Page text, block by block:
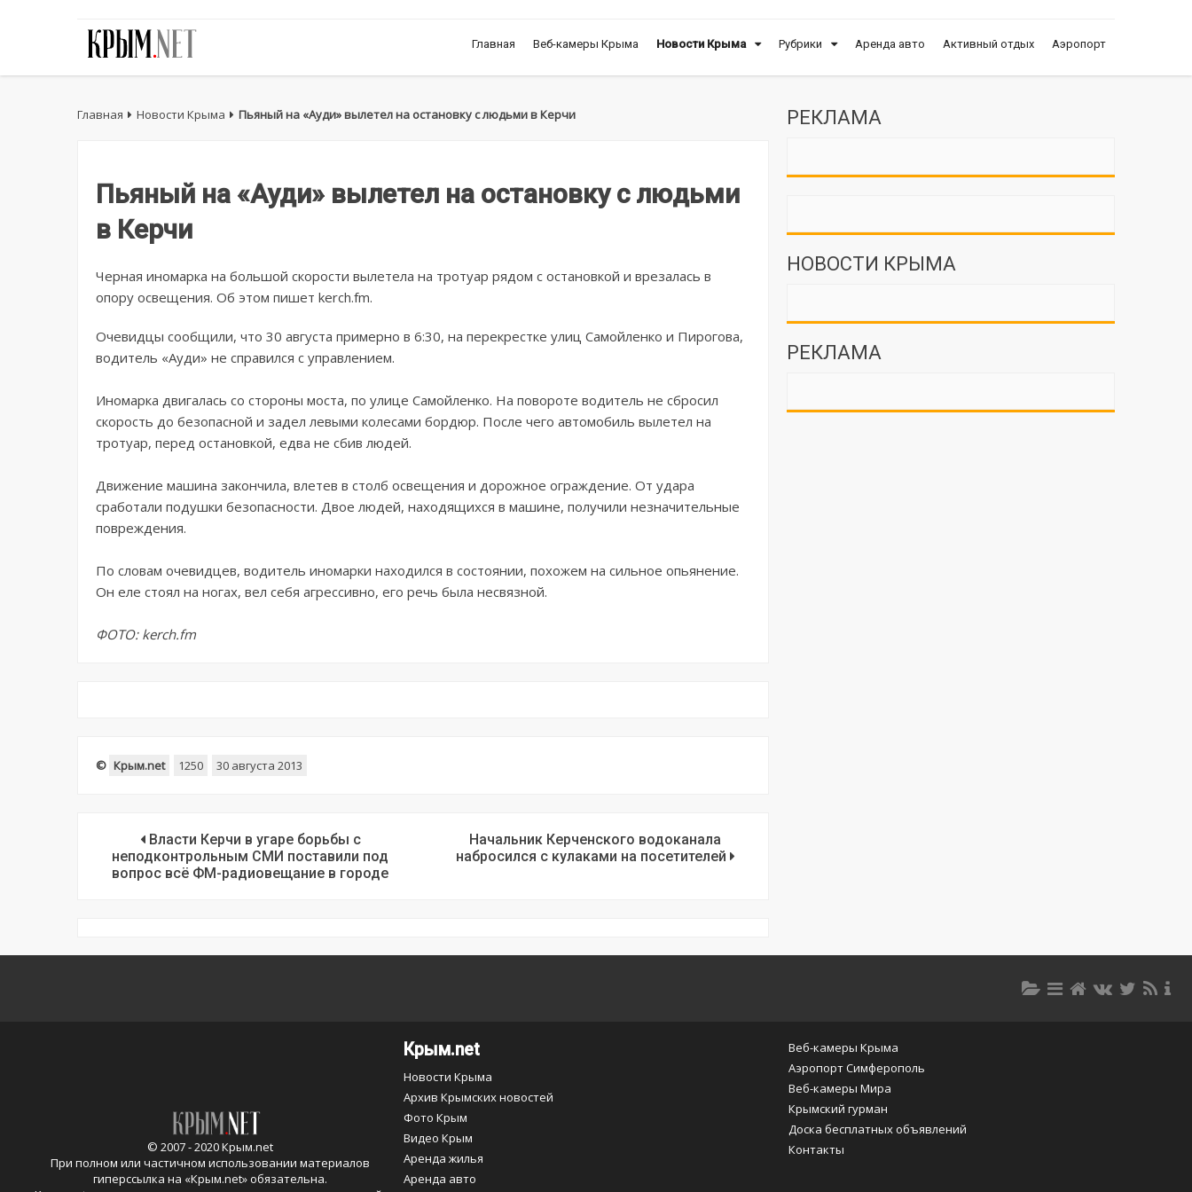
Главная Веб-камеры Крыма Новости Крыма Рубрики Аренда авто Активный отдых Аэропорт
Главная Новости Крыма Пьяный на «Ауди» вылетел на остановку с людьми в Керчи
Пьяный на «Ауди» вылетел на остановку с людьми
в Керчи
Черная иномарка на большой скорости вылетела на тротуар рядом с остановкой и врезалась в
опору освещения. Об этом пишет kerch.fm.
Очевидцы сообщили, что 30 августа примерно в 6:30, на перекрестке улиц Самойленко и Пирогова,
водитель «Ауди» не справился с управлением.
Иномарка двигалась со стороны моста, по улице Самойленко. На повороте водитель не сбросил
скорость до безопасной и задел левыми колесами бордюр. После чего автомобиль вылетел на
тротуар, перед остановкой, едва не сбив людей.
Движение машина закончила, влетев в столб освещения и дорожное ограждение. От удара
сработали подушки безопасности. Двое людей, находящихся в машине, получили незначительные
повреждения.
По словам очевидцев, водитель иномарки находился в состоянии, похожем на сильное опьянение.
Он еле стоял на ногах, вел себя агрессивно, его речь была несвязной.
ФОТО: kerch.fm
© Крым.net 1250 30 августа 2013
Власти Керчи в угаре борьбы с
неподконтрольным СМИ поставили под
вопрос всё ФМ-радиовещание в городе
Начальник Керченского водоканала
набросился с кулаками на посетителей
РЕКЛАМА
НОВОСТИ КРЫМА
РЕКЛАМА
© 2007 - 2020 Крым.net
При полном или частичном использовании материалов
гиперссылка на «Крым.net» обязательна.
Крым.net
Новости Крыма
Архив Крымских новостей
Фото Крым
Видео Крым
Аренда жилья
Аренда авто
Веб-камеры Крыма
Аэропорт Симферополь
Веб-камеры Мира
Крымский гурман
Доска бесплатных объявлений
Контакты